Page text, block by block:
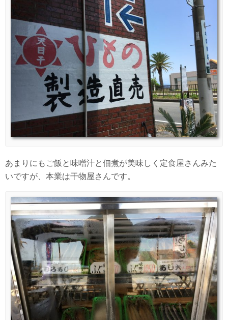
あまりにもご飯と味噌汁と佃煮が美味しく定食屋さんみた
いですが、本業は干物屋さんです。